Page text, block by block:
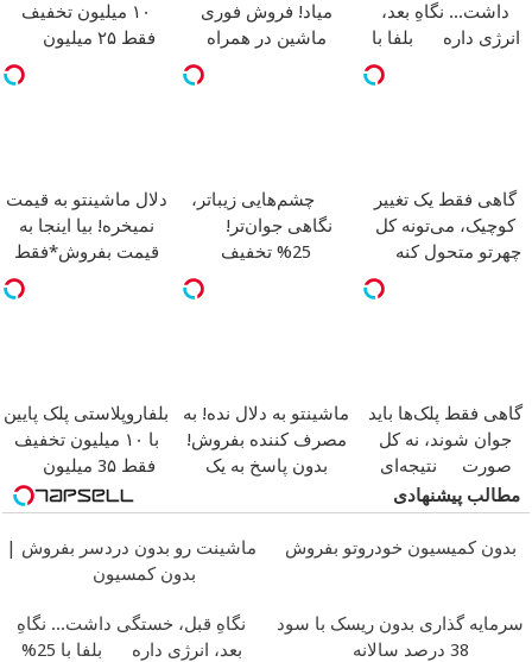
داشت... نگاهِ بعد،
انرژی داره
بلفا با
میاد! فروش فوری
ماشین در همراه
۱۰ میلیون تخفیف
فقط ۲۵ میلیون
گاهی فقط یک تغییر
کوچیک، می‌تونه کل
چهرتو متحول کنه
چشم‌هایی زیباتر،
نگاهی جوان‌تر!
25% تخفیف
دلال ماشینتو به قیمت
نمیخره! بیا اینجا به
قیمت بفروش*فقط
گاهی فقط پلک‌ها باید
جوان شوند، نه کل
صورت
نتیجه‌ای
طبیعی
ماشینتو به دلال نده! به
مصرف کننده بفروش!
بدون پاسخ به یک
بلفاروپلاستی پلک پایین
با ۱۰ میلیون تخفیف
فقط 3۵ میلیون
مطالب پیشنهادی
بدون کمیسیون خودروتو بفروش
ماشینت رو بدون دردسر بفروش |
بدون کمسیون
سرمایه گذاری بدون ریسک با سود
38 درصد سالانه
نگاهِ قبل، خستگی داشت... نگاهِ
بعد، انرژی داره
بلفا با 25%